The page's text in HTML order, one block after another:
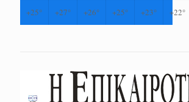
+25° +27° +26° +25° +23° +22°